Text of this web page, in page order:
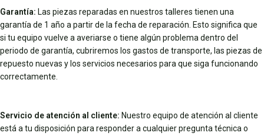
Garantía: Las piezas reparadas en nuestros talleres tienen una
garantía de 1 año a partir de la fecha de reparación. Esto significa que
si tu equipo vuelve a averiarse o tiene algún problema dentro del
periodo de garantía, cubriremos los gastos de transporte, las piezas de
repuesto nuevas y los servicios necesarios para que siga funcionando
correctamente.
Servicio de atención al cliente: Nuestro equipo de atención al cliente
está a tu disposición para responder a cualquier pregunta técnica o